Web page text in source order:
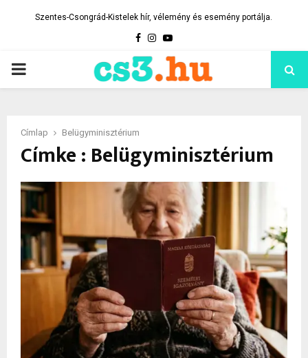
Szentes-Csongrád-Kistelek hír, vélemény és esemény portálja.
Facebook
Instagram
Youtube
PRIMARY
Címlap Belügyminisztérium
Címke : Belügyminisztérium